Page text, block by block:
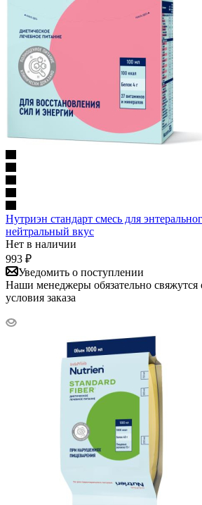
Нутриэн стандарт смесь для
нейтральный вкус
Нет в наличии
993 ₽
Уведомить о поступлении
Наши менеджеры обязательно свяжутся
условия заказа